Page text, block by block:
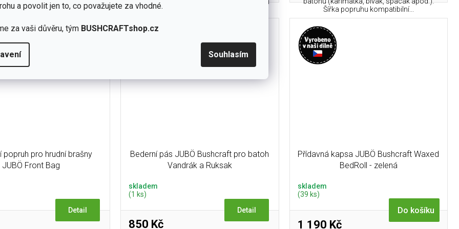
a povolit jen to, co považujete za vhodné.
za vaši důvěru, tým BUSHCRAFTshop.cz
Souhlasím
na OP a kreditku, nebo
jako admin panel a...
doklady je uzavřená suchým zipem a slouží
Šířka popruhu kompatibilní...
popruh pro hrudní brašny
JUBÖ Front Bag
Detail
Bederní pás JUBÖ Bushcraft pro batoh
Vandrák a Ruksak
skladem
(1 ks)
850 Kč
Detail
Přídavná kapsa JUBÖ Bushcraft Waxed
BedRoll - zelená
skladem
(39 ks)
1 190 Kč
Do košíku